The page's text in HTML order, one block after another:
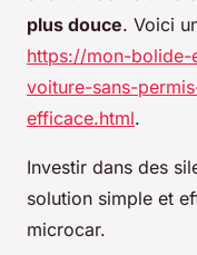
plus douce. Voici
https://mon-
voiture-sans-
efficace.html.
Investir dans des
solution simple et
microcar.